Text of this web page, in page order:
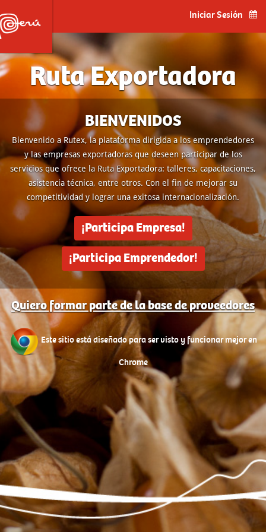
Iniciar Sesión
Ruta Exportadora
BIENVENIDOS
Bienvenido a Rutex, la plataforma dirigida a los emprendedores
y las empresas exportadoras que deseen participar de los
servicios que ofrece la Ruta Exportadora: talleres, capacitaciones,
asistencia técnica, entre otros. Con el fin de mejorar su
competitividad y lograr una exitosa internacionalización.
¡Participa Empresa!
¡Participa Emprendedor!
Quiero formar parte de la base de proveedores
Este sitio está diseñado para ser visto y funcionar mejor en
Chrome